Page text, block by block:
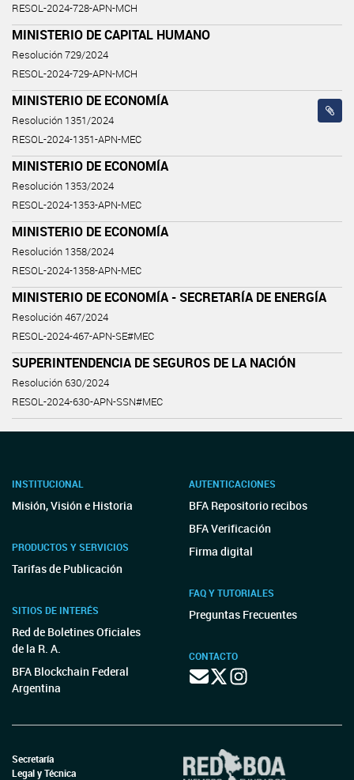
RESOL-2024-728-APN-MCH
MINISTERIO DE CAPITAL HUMANO
Resolución 729/2024
RESOL-2024-729-APN-MCH
MINISTERIO DE ECONOMÍA
Resolución 1351/2024
RESOL-2024-1351-APN-MEC
MINISTERIO DE ECONOMÍA
Resolución 1353/2024
RESOL-2024-1353-APN-MEC
MINISTERIO DE ECONOMÍA
Resolución 1358/2024
RESOL-2024-1358-APN-MEC
MINISTERIO DE ECONOMÍA - SECRETARÍA DE ENERGÍA
Resolución 467/2024
RESOL-2024-467-APN-SE#MEC
SUPERINTENDENCIA DE SEGUROS DE LA NACIÓN
Resolución 630/2024
RESOL-2024-630-APN-SSN#MEC
INSTITUCIONAL
Misión, Visión e Historia
PRODUCTOS Y SERVICIOS
Tarifas de Publicación
SITIOS DE INTERÉS
Red de Boletines Oficiales
de la R. A.
BFA Blockchain Federal
Argentina
AUTENTICACIONES
BFA Repositorio recibos
BFA Verificación
Firma digital
FAQ Y TUTORIALES
Preguntas Frecuentes
CONTACTO
Secretaría
Legal y Técnica